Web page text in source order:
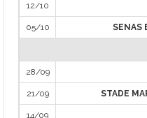
12/10
05/10 SENAS
28/09
21/09 STADE
14/09